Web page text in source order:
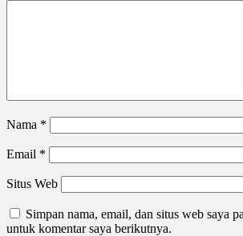
Nama *
Email *
Situs Web
Simpan nama, email, dan situs web saya
untuk komentar saya berikutnya.